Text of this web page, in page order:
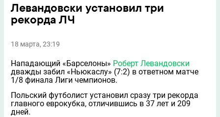
Левандовски установил три
рекорда ЛЧ
18 марта, 23:19
Нападающий «Барселоны» Роберт Левандовски
дважды забил «Ньюкаслу» (7:2) в ответном матче
1/8 финала Лиги чемпионов.
Польский футболист установил сразу три рекорда
главного еврокубка, отличившись в 37 лет и 209
дней.